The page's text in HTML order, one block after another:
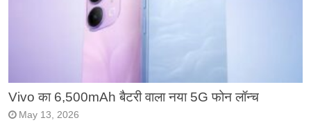
Vivo का 6,500mAh बैटरी वाला नया 5G फोन लॉन्च
May 13, 2026